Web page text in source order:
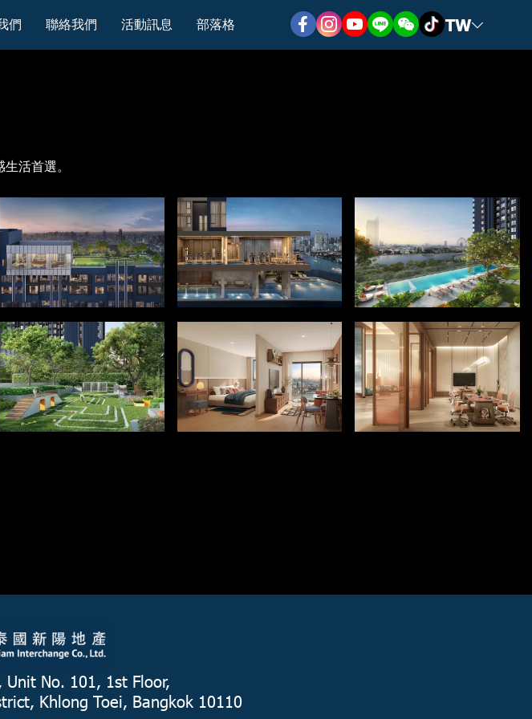
們 聯絡我們 活動訊息 部落格 TW
活首選。
No. 101, 1st Floor,
Khlong Toei, Bangkok 10110